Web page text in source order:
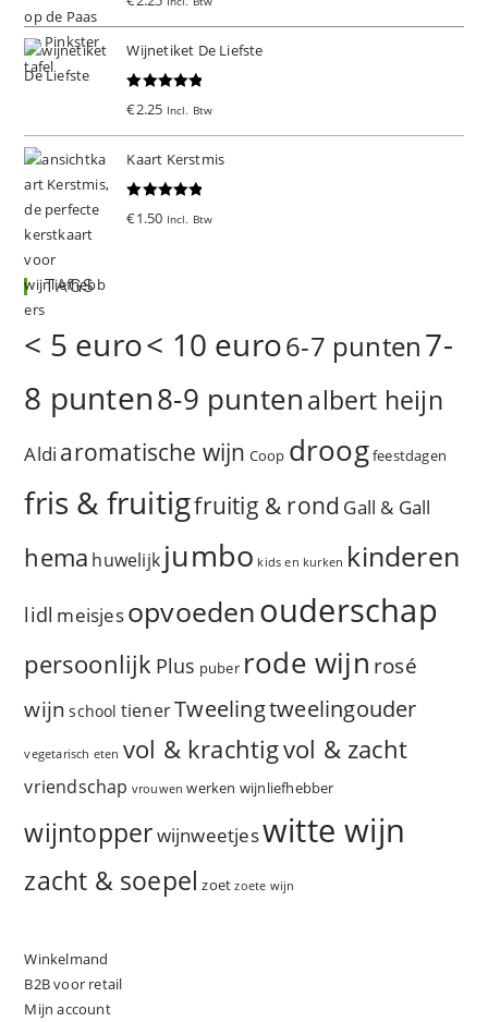
Wijnetiket De Liefste
€2.25 Incl. Btw
Kaart Kerstmis
€1.50 Incl. Btw
TAGS
< 5 euro< 10 euro6-7 punten7-
8 punten8-9 puntenalbert heijn
Aldi aromatische wijn Coop droogfeestdagen
fris & fruitigfruitig & rond Gall & Gall
hema huwelijk jumbo kids en kurken kinderen
lidl meisjesopvoedenouderschap
persoonlijk Plus puber rode wijn rosé
wijn school tienerTweelingtweelingouder
vegetarisch eten vol & krachtigvol & zacht
vriendschap vrouwen werken wijnliefhebber
wijntopperwijnweetjeswitte wijn
zacht & soepel zoet zoete wijn
Winkelmand
B2B voor retail
Mijn account